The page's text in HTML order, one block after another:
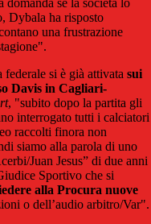
se la società lo
Dybala ha risposto
una frustrazione
federale si è già attivata sui
Davis in Cagliari-
, "subito dopo la partita gli
interrogato tutti i calciatori
raccolti finora non
siamo alla parola di uno
Juan Jesus” di due anni
Sportivo che si
alla Procura nuove
o dell’audio arbitro/Var".